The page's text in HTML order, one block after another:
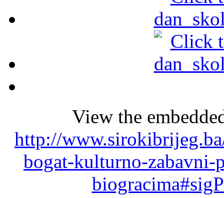
View the
http://
bogat-kulturno-zabavni-